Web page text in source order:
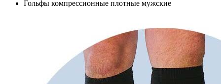
Гольфы компрессионные плотные мужские